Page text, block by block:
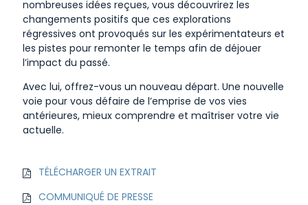
nombreuses idées reçues, vous découvrirez les
changements positifs que ces explorations
régressives ont provoqués sur les expérimentateurs et
les pistes pour remonter le temps afin de déjouer
l’impact du passé.
Avec lui, offrez-vous un nouveau départ. Une nouvelle
voie pour vous défaire de l’emprise de vos vies
antérieures, mieux comprendre et maîtriser votre vie
actuelle.
TÉLÉCHARGER UN EXTRAIT
COMMUNIQUÉ DE PRESSE